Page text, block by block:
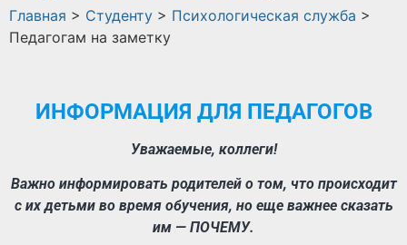
Главная > Студенту > Психологическая служба >
Педагогам на заметку
ИНФОРМАЦИЯ ДЛЯ ПЕДАГОГОВ
Уважаемые, коллеги!
Важно информировать родителей о том, что происходит
с их детьми во время обучения, но еще важнее сказать
им — ПОЧЕМУ.